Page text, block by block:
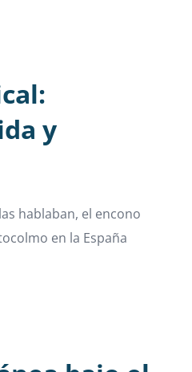
y
hablaban, el encono
en la España